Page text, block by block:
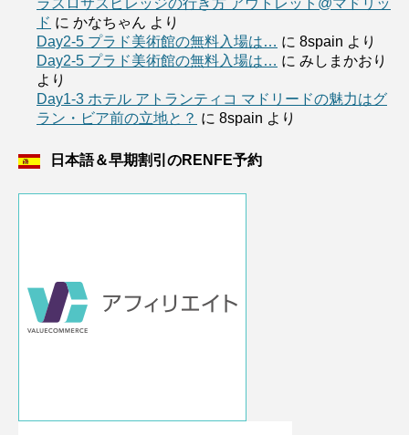
ド に かなちゃん より
Day2-5 プラド美術館の無料入場は… に 8spain より
Day2-5 プラド美術館の無料入場は… に みしまかおり
より
Day1-3 ホテル アトランティコ マドリードの魅力はグ
ラン・ビア前の立地と？ に 8spain より
日本語＆早期割引のRENFE予約